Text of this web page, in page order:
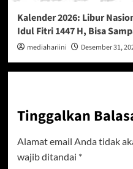
Kalender 2026: Libur
Idul Fitri 1447 H, Bisa
mediahariini Desember 31,
Tinggalkan
Alamat email Anda tidak
wajib ditandai *